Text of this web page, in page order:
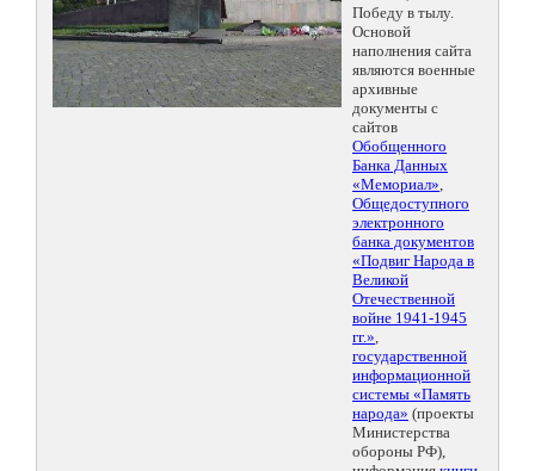
Победу в тылу.
Основой
наполнения сайта
являются военные
архивные
документы с
сайтов
Обобщенного
Банка Данных
«Мемориал»,
Общедоступного
электронного
банка документов
«Подвиг Народа в
Великой
Отечественной
войне 1941-1945
гг.»,
государственной
информационной
системы «Память
народа» (проекты
Министерства
обороны РФ),